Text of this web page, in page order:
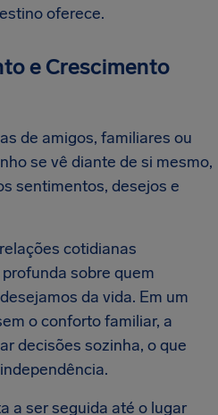
oferece.
e Crescimento
de amigos, familiares ou
se vê diante de si mesmo,
sentimentos, desejos e
cotidianas
sobre quem
da vida. Em um
o conforto familiar, a
decisões sozinha, o que
a ser seguida até o lugar